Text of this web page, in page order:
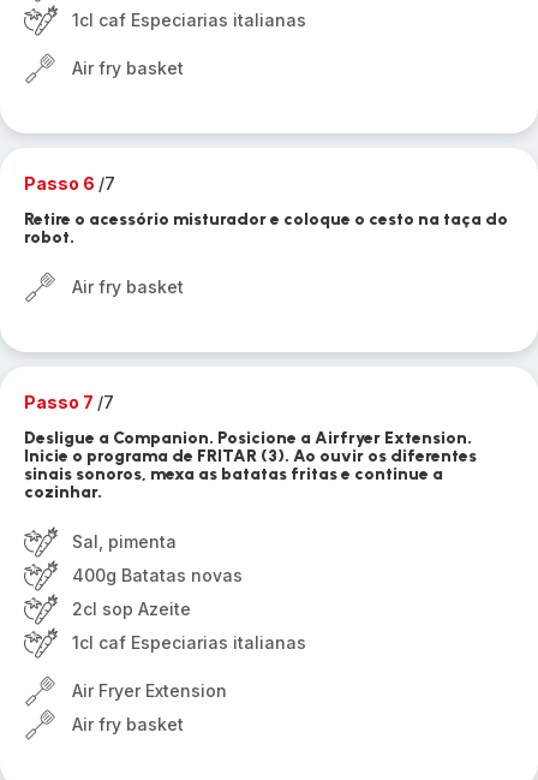
1cl caf Especiarias italianas
Air fry basket
Passo 6 /7
Retire o acessório misturador e coloque o cesto na taça do
robot.
Air fry basket
Passo 7 /7
Desligue a Companion. Posicione a Airfryer Extension.
Inicie o programa de FRITAR (3). Ao ouvir os diferentes
sinais sonoros, mexa as batatas fritas e continue a
cozinhar.
Sal, pimenta
400g Batatas novas
2cl sop Azeite
1cl caf Especiarias italianas
Air Fryer Extension
Air fry basket